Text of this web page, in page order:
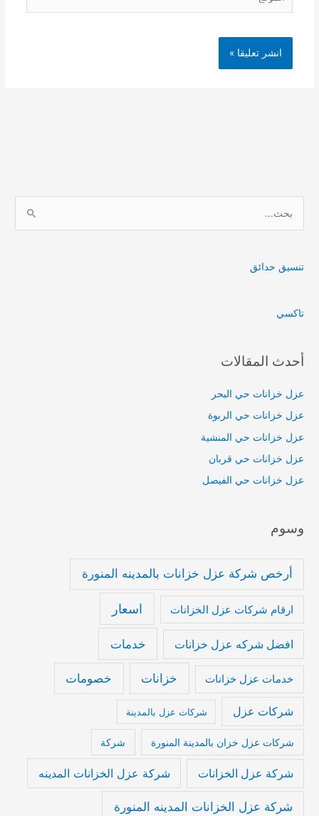
ن
تنسيق حدائق
تاكسي
أحدث المقالات
عزل خزانات حي البحر
عزل خزانات حي الربوة
عزل خزانات حي المنشية
عزل خزانات حي قربان
عزل خزانات حي الفيصل
وسوم
أرخص شركة عزل خزانات بالمدينه المنورة
ارقام شركات عزل الخزانات اسعار
افضل شركه عزل خزانات خدمات
خدمات عزل خزانات خزانات خصومات
شركات عزل شركات عزل بالمدينة
شركات عزل خزان بالمدينة المنورة شركة
شركة عزل الخزانات شركة عزل الخزانات المدينه
شركة عزل الخزانات المدينه المنورة